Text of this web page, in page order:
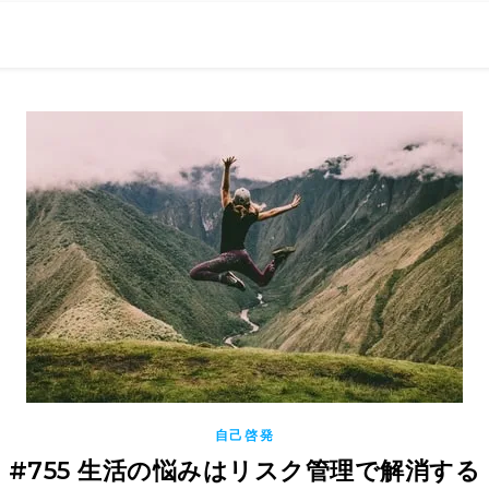
自己啓発
#755 生活の悩みはリスク管理で解消する